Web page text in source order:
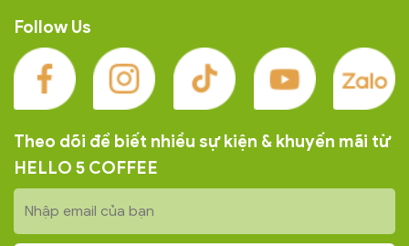
Follow Us
Theo dõi để biết nhiều sự kiện & khuyến mãi từ
HELLO 5 COFFEE